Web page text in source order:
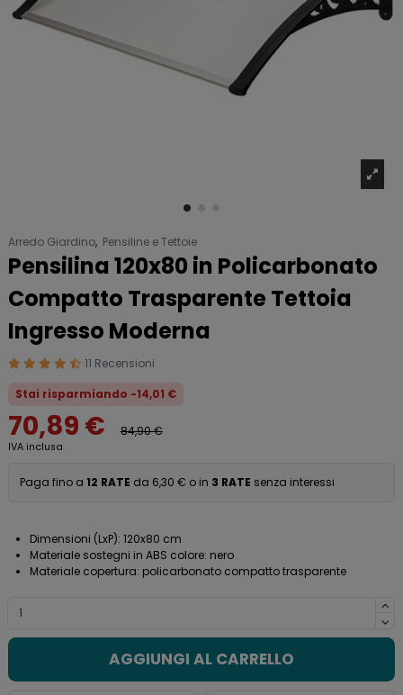
Arredo Giardino, Pensiline e Tettoie
Pensilina 120x80 in Policarbonato
Compatto Trasparente Tettoia
Ingresso Moderna
11 Recensioni
Stai risparmiando -14,01 €
70,89 € 84,90 €
IVA inclusa
Paga fino a 12 RATE da 6,30 € o in 3 RATE senza interessi
Dimensioni (LxP): 120x80 cm
Materiale sostegni in ABS colore: nero
Materiale copertura: policarbonato compatto trasparente
AGGIUNGI AL CARRELLO